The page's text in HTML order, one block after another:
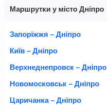
Маршрутки у місто Дніпро
Запоріжжя – Дніпро
Київ – Дніпро
Верхнеднепровск – Дніпро
Новомосковськ – Дніпро
Царичанка – Дніпро